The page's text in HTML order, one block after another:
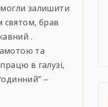
могли залишити
святом, брав
.
та
в галузі,
–